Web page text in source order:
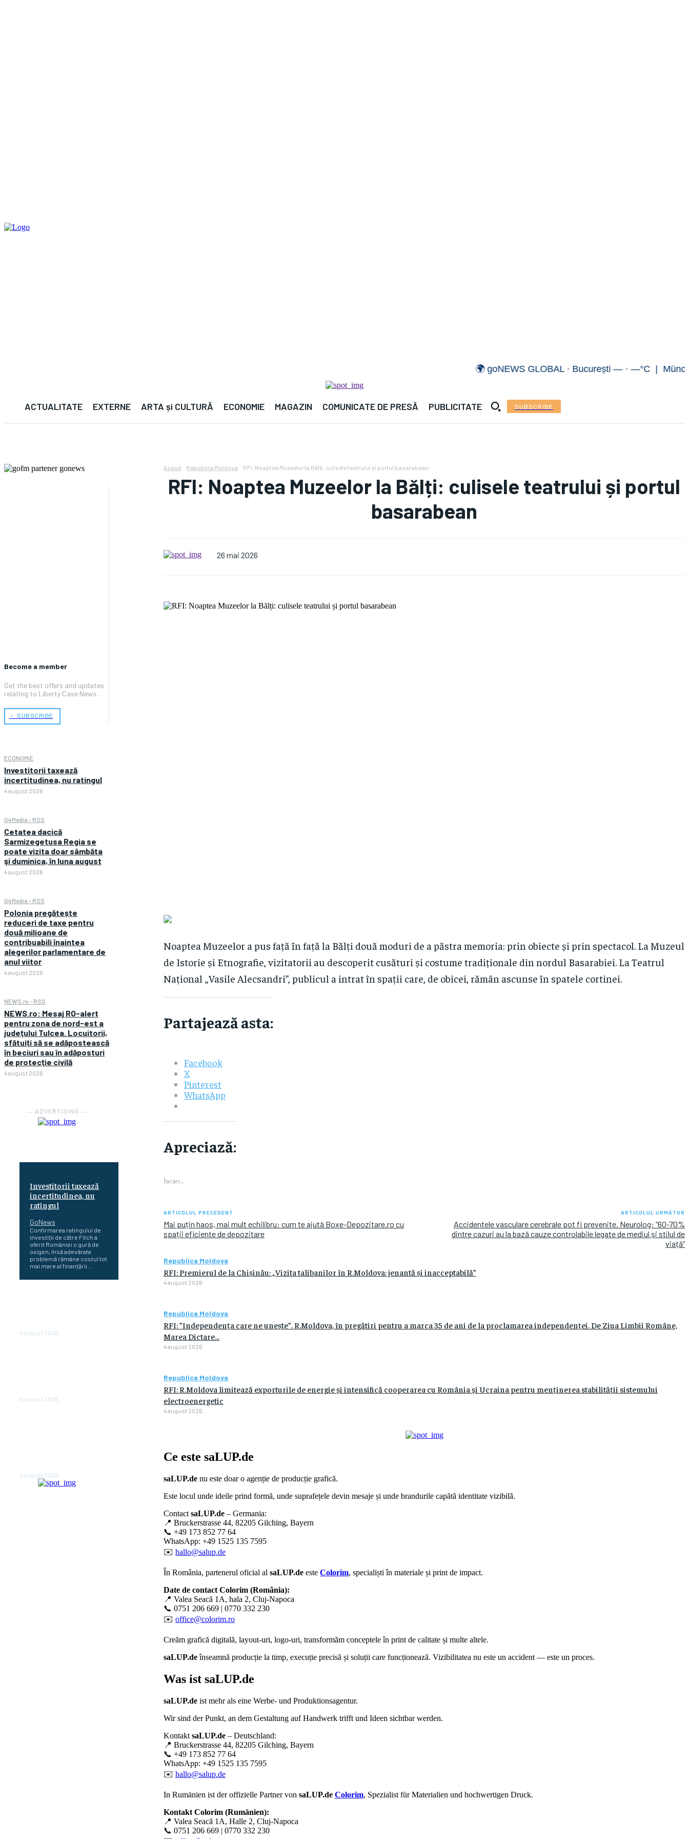
🌍 goNEWS GLOBAL · București — · —°C |
ACTUALITATE EXTERNE ARTA și CULTURĂ ECONOMIE MAGAZIN COMUNICATE DE PRESĂ PUBLICITATE SUBSCRIBE
Become a member
Get the best offers and updates
relating to Liberty Case News.
﹢ SUBSCRIBE
ECONOMIE
Investitorii taxează
incertitudinea, nu ratingul
4 august 2026
G4Media - RSS
Cetatea dacică
Sarmizegetusa Regia se
poate vizita doar sâmbăta
şi duminica, în luna august
4 august 2026
G4Media - RSS
Polonia pregătește
reduceri de taxe pentru
două milioane de
contribuabili înaintea
alegerilor parlamentare de
anul viitor
4 august 2026
NEWS.ro - RSS
NEWS.ro: Mesaj RO-alert
pentru zona de nord-est a
judeţului Tulcea. Locuitorii,
sfătuiţi să se adăpostească
în beciuri sau în adăposturi
de protecţie civilă
4 august 2026
― ADVERTISING ―
Investitorii taxează
incertitudinea, nu
ratingul
GoNews
Confirmarea ratingului de
investiții de către Fitch a
oferit României o gură de
oxigen, însă adevărata
problemă rămâne costul tot
mai mare al finanțării...
4 august 2026
4 august 2026
4 august 2026
Acasă Republica Moldova RFI: Noaptea Muzeelor la Bălți: culisele teatrului și portul basarabean
RFI: Noaptea Muzeelor la Bălți: culisele teatrului și portul
basarabean
26 mai 2026
Noaptea Muzeelor a pus față în față la Bălți două moduri de a păstra memoria: prin obiecte și prin spectacol. La Muzeul
de Istorie și Etnografie, vizitatorii au descoperit cusături și costume tradiționale din nordul Basarabiei. La Teatrul
Național „Vasile Alecsandri”, publicul a intrat în spații care, de obicei, rămân ascunse în spatele cortinei.
Partajează asta:
Facebook
X
Pinterest
WhatsApp
Apreciază:
Încarc...
ARTICOLUL PRECEDENT
Mai puțin haos, mai mult echilibru: cum te ajută Boxe-Depozitare.ro cu
spații eficiente de depozitare
ARTICOLUL URMĂTOR
Accidentele vasculare cerebrale pot fi prevenite. Neurolog: “60-70%
dintre cazuri au la bază cauze controlabile legate de mediul şi stilul de
viaţă”
Republica Moldova
RFI: Premierul de la Chișinău: „Vizita talibanilor în R.Moldova: jenantă și inacceptabilă”
4 august 2026
Republica Moldova
RFI: ”Independența care ne unește”. R.Moldova, în pregătiri pentru a marca 35 de ani de la proclamarea independenței. De Ziua Limbii Române,
Marea Dictare...
4 august 2026
Republica Moldova
RFI: R.Moldova limitează exporturile de energie și intensifică cooperarea cu România și Ucraina pentru menținerea stabilității sistemului
electroenergetic
4 august 2026
Ce este saLUP.de
saLUP.de nu este doar o agenție de producție grafică.
Este locul unde ideile prind formă, unde suprafețele devin mesaje și unde brandurile capătă identitate vizibilă.
Contact saLUP.de – Germania:
📍 Bruckerstrasse 44, 82205 Gilching, Bayern
📞 +49 173 852 77 64
WhatsApp: +49 1525 135 7595
✉️ hallo@salup.de
În România, partenerul oficial al saLUP.de este Colorim, specialiști în materiale și print de impact.
Date de contact Colorim (România):
📍 Valea Seacă 1A, hala 2, Cluj-Napoca
📞 0751 206 669 | 0770 332 230
✉️ office@colorim.ro
Creăm grafică digitală, layout-uri, logo-uri, transformăm conceptele în print de calitate și multe altele.
saLUP.deînseamnă producție la timp, execuție precisă și soluții care funcționează. Vizibilitatea nu este un accident — este un proces.
Was ist saLUP.de
saLUP.de ist mehr als eine Werbe- und Produktionsagentur.
Wir sind der Punkt, an dem Gestaltung auf Handwerk trifft und Ideen sichtbar werden.
Kontakt saLUP.de – Deutschland:
📍 Bruckerstrasse 44, 82205 Gilching, Bayern
📞 +49 173 852 77 64
WhatsApp: +49 1525 135 7595
✉️ hallo@salup.de
In Rumänien ist der offizielle Partner von saLUP.de Colorim, Spezialist für Materialien und hochwertigen Druck.
Kontakt Colorim (Rumänien):
📍 Valea Seacă 1A, Halle 2, Cluj-Napoca
📞 0751 206 669 | 0770 332 230